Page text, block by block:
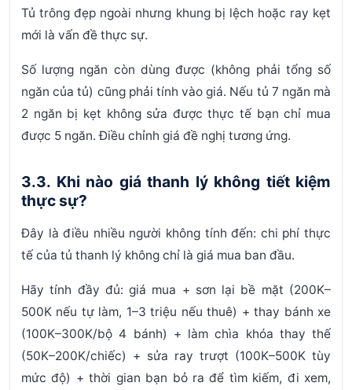
Tủ trông đẹp ngoài nhưng khung bị lệch hoặc ray kẹt
mới là vấn đề thực sự.
Số lượng ngăn còn dùng được (không phải tổng số
ngăn của tủ) cũng phải tính vào giá. Nếu tủ 7 ngăn mà
2 ngăn bị kẹt không sửa được thực tế bạn chỉ mua
được 5 ngăn. Điều chỉnh giá đề nghị tương ứng.
3.3. Khi nào giá thanh lý không tiết kiệm
thực sự?
Đây là điều nhiều người không tính đến: chi phí thực
tế của tủ thanh lý không chỉ là giá mua ban đầu.
Hãy tính đầy đủ: giá mua + sơn lại bề mặt (200K–
500K nếu tự làm, 1–3 triệu nếu thuê) + thay bánh xe
(100K–300K/bộ 4 bánh) + làm chìa khóa thay thế
(50K–200K/chiếc) + sửa ray trượt (100K–500K tùy
mức độ) + thời gian bạn bỏ ra để tìm kiếm, đi xem,